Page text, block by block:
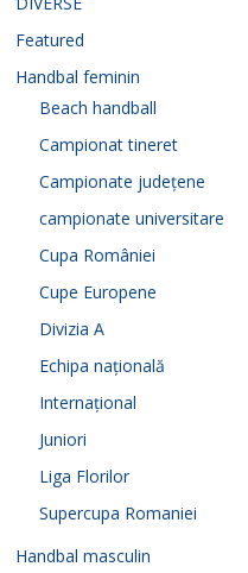
Featured
Handbal feminin
Beach handball
Campionat tineret
Campionate județene
campionate universitare
Cupa României
Cupe Europene
Divizia A
Echipa națională
Internațional
Juniori
Liga Florilor
Supercupa Romaniei
Handbal masculin